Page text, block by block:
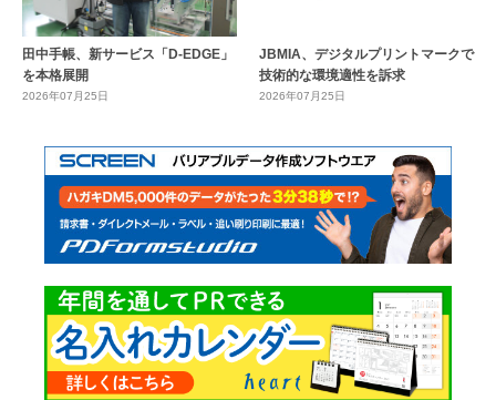
田中手帳、新サービス「D-EDGE」
を本格展開
2026年07月25日
JBMIA、デジタルプリントマークで
技術的な環境適性を訴求
2026年07月25日